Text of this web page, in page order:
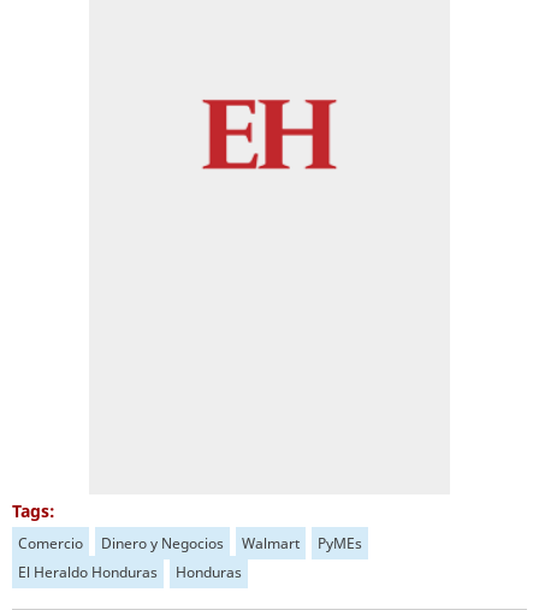
Tags:
Comercio Dinero y Negocios Walmart
PyMEs
El Heraldo Honduras
Honduras